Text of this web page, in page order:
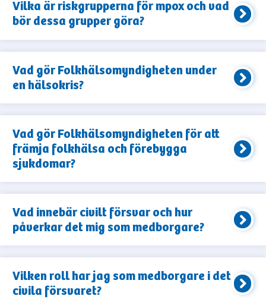
Vilka är riskgrupperna för mpox och vad
bör dessa grupper göra?
Vad gör Folkhälsomyndigheten under
en hälsokris?
Vad gör Folkhälsomyndigheten för att
främja folkhälsa och förebygga
sjukdomar?
Vad innebär civilt försvar och hur
påverkar det mig som medborgare?
Vilken roll har jag som medborgare i det
civila försvaret?